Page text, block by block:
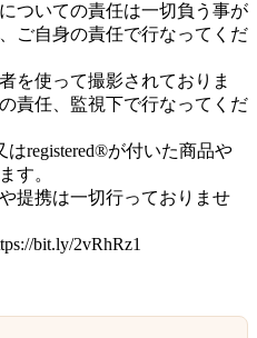
ついての責任は一切負う事が
ご自身の責任で行なってくだ
を使って撮影されておりま
責任、監視下で行なってくだ
registered®が付いた商品や
す。
提携は一切行っておりませ
bit.ly/2vRhRz1